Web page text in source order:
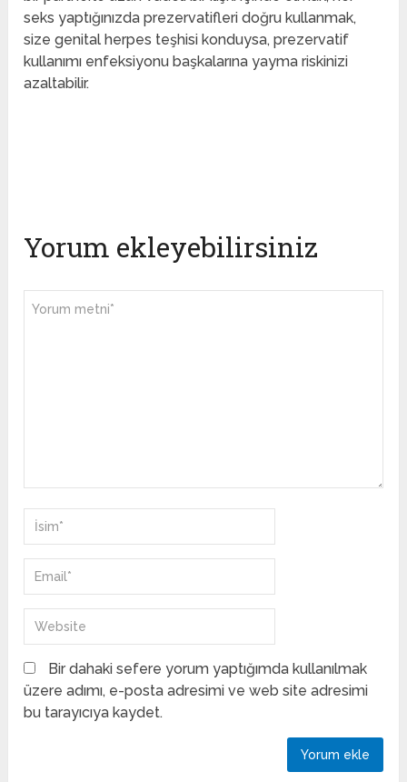
seks yaptığınızda prezervatifleri doğru kullanmak,
size genital herpes teşhisi konduysa, prezervatif
kullanımı enfeksiyonu başkalarına yayma riskinizi
azaltabilir.
Yorum ekleyebilirsiniz
Bir dahaki sefere yorum yaptığımda kullanılmak
üzere adımı, e-posta adresimi ve web site adresimi
bu tarayıcıya kaydet.